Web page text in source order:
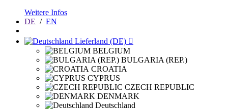
Weitere Infos
DE / EN
Lieferland (DE) 
BELGIUM
BULGARIA (REP.)
CROATIA
CYPRUS
CZECH REPUBLIC
DENMARK
Deutschland